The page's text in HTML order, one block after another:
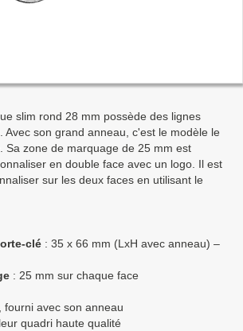
slim rond 28 mm possède des lignes
Avec son grand anneau, c'est le modèle le
Sa zone de marquage de 25 mm est
en double face avec un logo. Il est
sur les deux faces en utilisant le
clé : 35 x 66 mm (LxH avec anneau) –
: 25 mm sur chaque face
fourni avec son anneau
quadri haute qualité